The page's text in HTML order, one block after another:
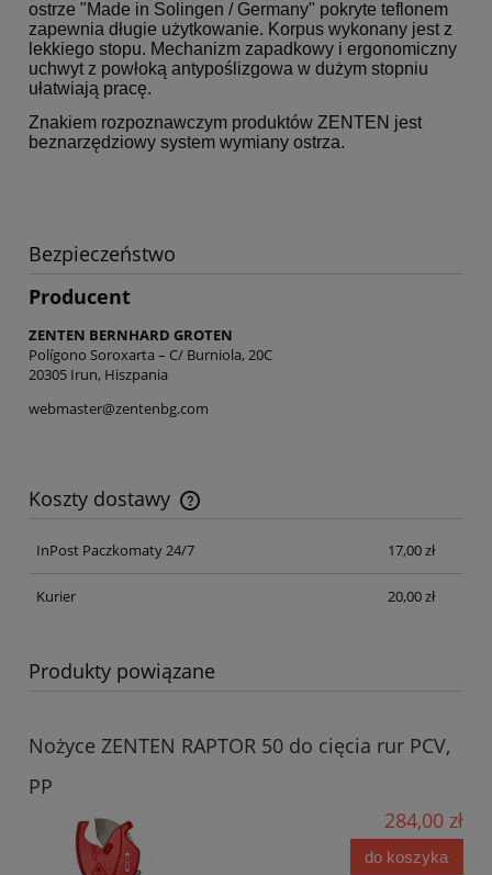
ostrze "Made in Solingen / Germany" pokryte teflonem
zapewnia długie użytkowanie. Korpus wykonany jest z
lekkiego stopu. Mechanizm zapadkowy i ergonomiczny
uchwyt z powłoką antypoślizgowa w dużym stopniu
ułatwiają pracę.
Znakiem rozpoznawczym produktów ZENTEN jest
beznarzędziowy system wymiany ostrza.
Bezpieczeństwo
Producent
ZENTEN BERNHARD GROTEN
Polígono Soroxarta – C/ Burniola, 20C
20305 Irun, Hiszpania
webmaster@zentenbg.com
Koszty dostawy
Cena nie zawiera ewentualnych kosztów płatności
InPost Paczkomaty 24/7
17,00 zł
Kurier 20,00 zł
Produkty powiązane
Nożyce ZENTEN RAPTOR 50 do cięcia rur PCV,
PP
284,00 zł
do koszyka